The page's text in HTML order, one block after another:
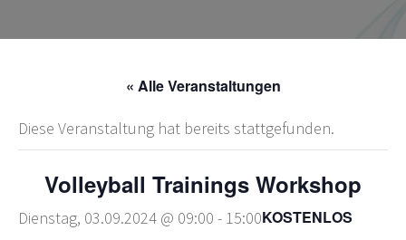
« Alle Veranstaltungen
Diese Veranstaltung hat bereits stattgefunden.
Volleyball Trainings Workshop
Dienstag, 03.09.2024 @ 09:00 - 15:00KOSTENLOS